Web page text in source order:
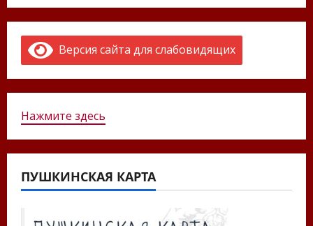
Версия сайта для слабовидящих
Нажмите здесь
ПУШКИНСКАЯ КАРТА